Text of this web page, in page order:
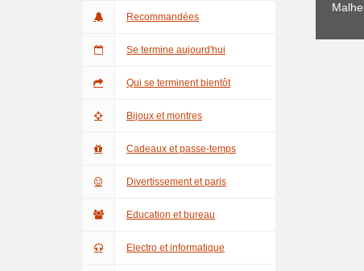
Recommandées
Se termine aujourd'hui
Qui se terminent bientôt
Bijoux et montres
Cadeaux et passe-temps
Divertissement et paris
Education et bureau
Electro et informatique